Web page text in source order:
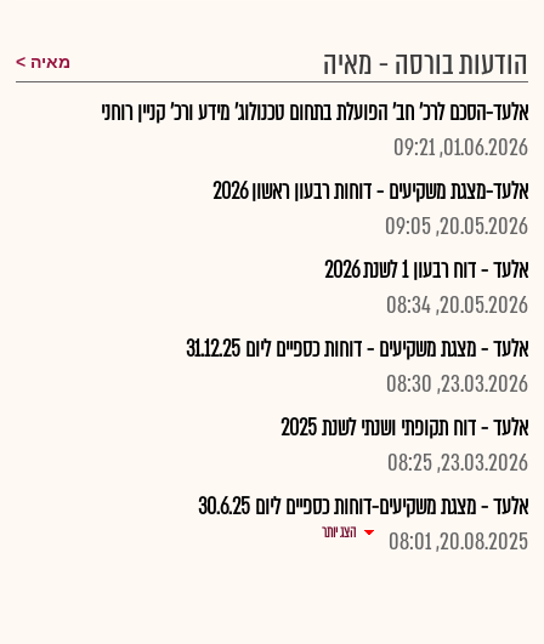
הודעות בורסה - מאיה
מאיה
אלעד-הסכם לרכ' חב' הפועלת בתחום טכנולוג' מידע ורכ' קניין רוחני
01.06.2026, 09:21
אלעד-מצגת משקיעים - דוחות רבעון ראשון 2026
20.05.2026, 09:05
אלעד - דוח רבעון 1 לשנת 2026
20.05.2026, 08:34
אלעד - מצגת משקיעים - דוחות כספיים ליום 31.12.25
23.03.2026, 08:30
אלעד - דוח תקופתי ושנתי לשנת 2025
23.03.2026, 08:25
אלעד - מצגת משקיעים-דוחות כספיים ליום 30.6.25
20.08.2025, 08:01
הצג יותר